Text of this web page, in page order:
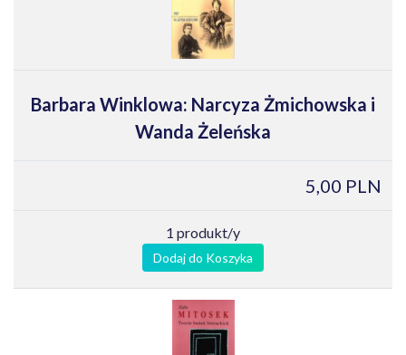
Barbara Winklowa: Narcyza Żmichowska i
Wanda Żeleńska
5,00 PLN
1 produkt/y
Dodaj do Koszyka